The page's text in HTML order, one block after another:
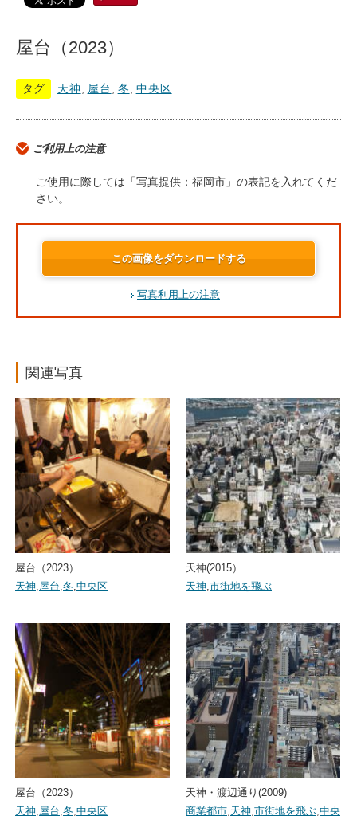
屋台（2023）
タグ 天神 屋台 冬 中央区
ご利用上の注意
ご使用に際しては「写真提供：福岡市」の表記を入れてくだ
さい。
この画像をダウンロードする
写真利用上の注意
関連写真
屋台（2023）
天神,屋台,冬,中央区
天神(2015）
天神,市街地を飛ぶ
屋台（2023）
天神,屋台,冬,中央区
天神・渡辺通り(2009)
商業都市,天神,市街地を飛ぶ,中央